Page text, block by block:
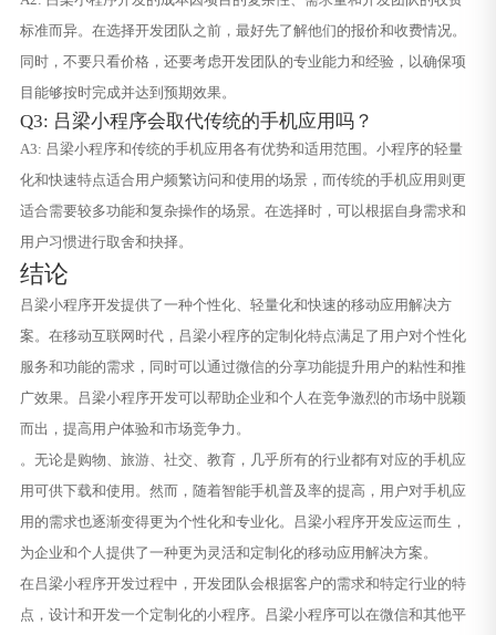
标准而异。在选择开发团队之前，最好先了解他们的报价和收费情况。
同时，不要只看价格，还要考虑开发团队的专业能力和经验，以确保项
目能够按时完成并达到预期效果。
Q3: 吕梁小程序会取代传统的手机应用吗？
A3: 吕梁小程序和传统的手机应用各有优势和适用范围。小程序的轻量
化和快速特点适合用户频繁访问和使用的场景，而传统的手机应用则更
适合需要较多功能和复杂操作的场景。在选择时，可以根据自身需求和
用户习惯进行取舍和抉择。
结论
吕梁小程序开发提供了一种个性化、轻量化和快速的移动应用解决方
案。在移动互联网时代，吕梁小程序的定制化特点满足了用户对个性化
服务和功能的需求，同时可以通过微信的分享功能提升用户的粘性和推
广效果。吕梁小程序开发可以帮助企业和个人在竞争激烈的市场中脱颖
而出，提高用户体验和市场竞争力。
。无论是购物、旅游、社交、教育，几乎所有的行业都有对应的手机应
用可供下载和使用。然而，随着智能手机普及率的提高，用户对手机应
用的需求也逐渐变得更为个性化和专业化。吕梁小程序开发应运而生，
为企业和个人提供了一种更为灵活和定制化的移动应用解决方案。
在吕梁小程序开发过程中，开发团队会根据客户的需求和特定行业的特
点，设计和开发一个定制化的小程序。吕梁小程序可以在微信和其他平